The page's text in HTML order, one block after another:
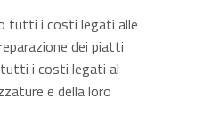
tutti i costi legati alle
dei piatti
i costi legati al
e della loro